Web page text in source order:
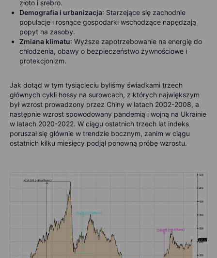
złoto i srebro.
Demografia i urbanizacja: Starzejące się zachodnie
populacje i rosnące gospodarki wschodzące napędzają
popyt na zasoby.
Zmiana klimatu: Wyższe zapotrzebowanie na energię do
chłodzenia, obawy o bezpieczeństwo żywnościowe i
protekcjonizm.
Jak dotąd w tym tysiącleciu byliśmy świadkami trzech
głównych cykli hossy na surowcach, z których największym
był wzrost prowadzony przez Chiny w latach 2002-2008, a
następnie wzrost spowodowany pandemią i wojną na Ukrainie
w latach 2020-2022. W ciągu ostatnich trzech lat indeks
poruszał się głównie w trendzie bocznym, zanim w ciągu
ostatnich kilku miesięcy podjął ponowną próbę wzrostu.